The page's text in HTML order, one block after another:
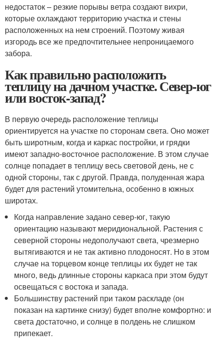
недостаток – резкие порывы ветра создают вихри,
которые охлаждают территорию участка и стены
расположенных на нем строений. Поэтому живая
изгородь все же предпочтительнее непроницаемого
забора.
Как правильно расположить
теплицу на дачном участке. Север-юг
или восток-запад?
В первую очередь расположение теплицы
ориентируется на участке по сторонам света. Оно может
быть широтным, когда и каркас постройки, и грядки
имеют западно-восточное расположение. В этом случае
солнце попадает в теплицу весь световой день, не с
одной стороны, так с другой. Правда, полуденная жара
будет для растений утомительна, особенно в южных
широтах.
Когда направление задано север-юг, такую
ориентацию называют меридиональной. Растения с
северной стороны недополучают света, чрезмерно
вытягиваются и не так активно плодоносят. Но в этом
случае на торцевом конце теплицы их будет не так
много, ведь длинные стороны каркаса при этом будут
освещаться с востока и запада.
Большинству растений при таком раскладе (он
показан на картинке снизу) будет вполне комфортно: и
света достаточно, и солнце в полдень не слишком
припекает.